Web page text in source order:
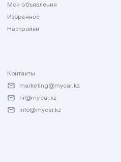
Мои объявления
Избранное
Настройки
Контакты
marketing@mycar.kz
hr@mycar.kz
info@mycar.kz